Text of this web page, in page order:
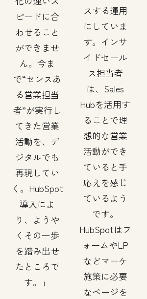
ピードに合
わせること
ができませ
ん。今ま
で“センスあ
る営業担当
者”が実行し
てきた営業
活動を、デ
ジタルでも
再現してい
く。HubSpot
導入によ
り、ようや
くその一歩
を踏み出せ
たところで
す。
スする運用
にしていま
す。インサ
イドセール
ス担当者
は、Sales
Hubを活用す
ることで理
想的な営業
活動ができ
ていると手
応えを感じ
ているよう
です。
HubSpotはフ
ォームやLP
などマーケ
施策に必要
なページを